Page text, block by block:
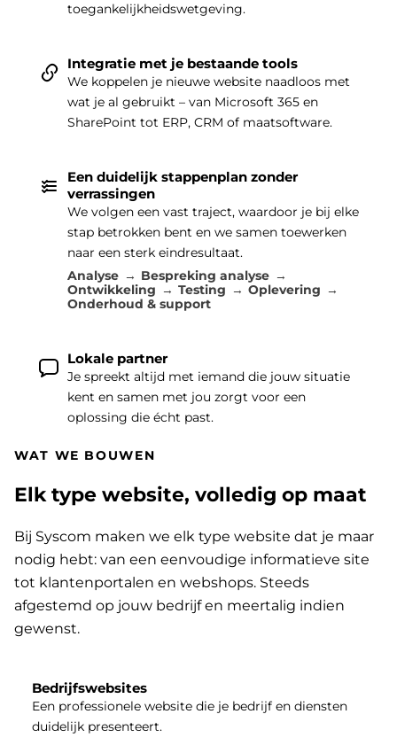
toegankelijkheidswetgeving.
Integratie met je bestaande tools
We koppelen je nieuwe website naadloos met
wat je al gebruikt – van Microsoft 365 en
SharePoint tot ERP, CRM of maatsoftware.
Een duidelijk stappenplan zonder
verrassingen
We volgen een vast traject, waardoor je bij elke
stap betrokken bent en we samen toewerken
naar een sterk eindresultaat.
Analyse
Bespreking analyse
Ontwikkeling
Testing
Oplevering
Onderhoud & support
Lokale partner
Je spreekt altijd met iemand die jouw situatie
kent en samen met jou zorgt voor een
oplossing die écht past.
WAT WE BOUWEN
Elk type website, volledig op maat
Bij Syscom maken we elk type website dat je maar
nodig hebt: van een eenvoudige informatieve site
tot klantenportalen en webshops. Steeds
afgestemd op jouw bedrijf en meertalig indien
gewenst.
Bedrijfswebsites
Een professionele website die je bedrijf en diensten
duidelijk presenteert.